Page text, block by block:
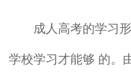
成人高考的学习形
学校学习才能够 的。